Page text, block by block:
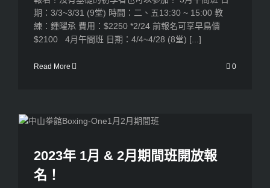
期：3/3~3/31 (9堂) 時間：二、五13:30 ~ 15:00 教
練：鍾曜承 費用：$2250 *2/24 前報名可享早鳥價
$2100 4月午間班 日期：4/4~4/28 (8堂) [...]
Read More 0
2023年 1月 & 2月期間班開放報
名！